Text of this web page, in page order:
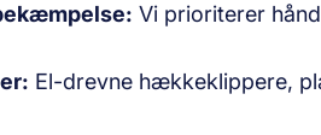
Vi prioriterer
El-drevne hækkeklippere,